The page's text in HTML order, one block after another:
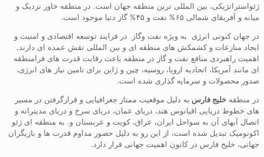
ژئواستراتژیکی، بین المللی ترین منطقه جهان است. در منطقه خاور نزدیک و
میانه و آفریقای شمالی ۶۵% نفت و ۴۵% گاز دنیا موجود است.
در جهان کنونی انرژی به ویژه نفت وگاز در فرایند توسعه اقتصادی و امنیت و
ایجاد منازعات و کشمکش های منطقه ای و بین المللی نقش عمده ای دارند.
اهمیت راهبردی منافع نفت و گاز در منطقه باعث رقابت قدرت های فرامنطقه
ای مانند آمریکا، اتحادیه اروپا، روسیه، چین و ژاپن برای تامین نیاز های انرژی،
صدور محصولات و سرمایه گذاری شده است.
در منطقه خلیج فارس به دلیل موقعیت ممتاز جغرافیایی و قرارگرفتن در مسیر
های خطوط دریایی اقیانوس هند، دریای عمان، دریای سرخ و دریای مدیترانه و
اتصال آبهای آن به سواحل ایران، عراق، کویت و عربستان و. به منطقه ای ژئو
اکونومیک تبدیل شده است، از این رو به دلیل حضور مداوم قدرت ها و بازیگران
جهانی، خلیج فارس در کانون اهمیت جهانی قرار دارد.